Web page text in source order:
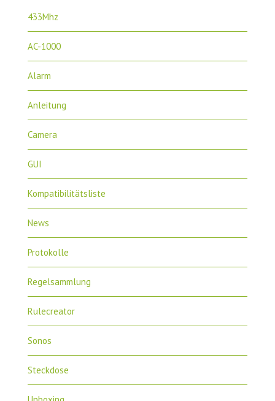
433Mhz
AC-1000
Alarm
Anleitung
Camera
GUI
Kompatibilitätsliste
News
Protokolle
Regelsammlung
Rulecreator
Sonos
Steckdose